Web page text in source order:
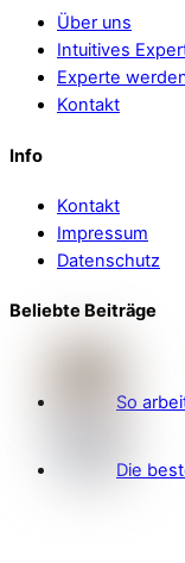
Über uns
Intuitives
Experte
Kontakt
Info
Kontakt
Impressum
Datenschutz
Beliebte Beiträge
So
Die